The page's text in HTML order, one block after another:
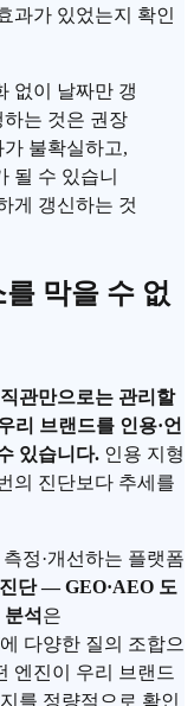
과가 있었는지 확인
없이 날짜만 갱
는 것은 권장
불확실하고,
될 수 있습니
게 갱신하는 것
막을 수 없
관만으로는 관리할
리 브랜드를 인용·언
있습니다. 인용 지형
의 진단보다 추세를
정·개선하는 플랫폼
단 — GEO·AEO 도
석 은
다양한 질의 조합으
엔진이 우리 브랜드
를 정량적으로 확인